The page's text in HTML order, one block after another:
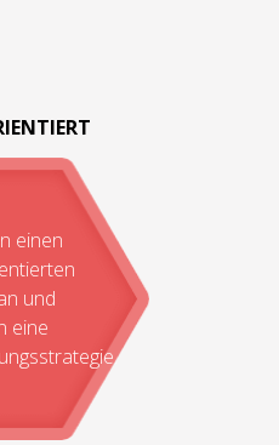
einen
und
eine